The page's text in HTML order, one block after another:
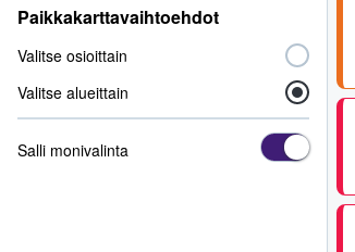
Paikkakarttavaihtoehdot
Valitse osioittain
Valitse alueittain
Salli monivalinta